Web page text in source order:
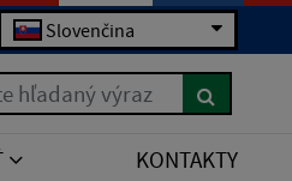
Slovenčina
výraz
KONTAKTY